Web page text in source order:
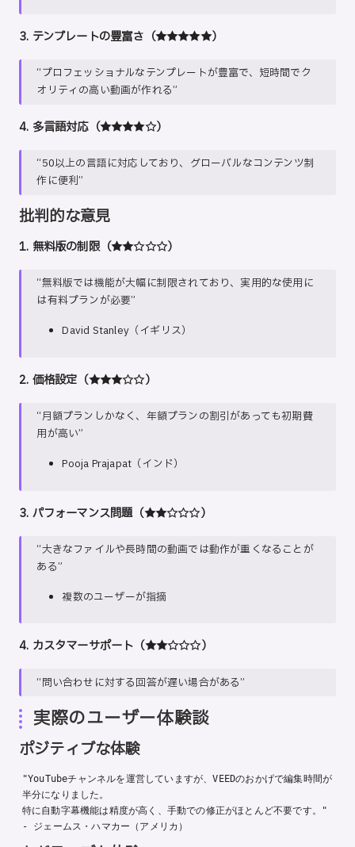
3. テンプレートの豊富さ（★★★★★）
“プロフェッショナルなテンプレートが豊富で、短時間でク
オリティの高い動画が作れる”
4. 多言語対応（★★★★☆）
“50以上の言語に対応しており、グローバルなコンテンツ制
作に便利”
批判的な意見
1. 無料版の制限（★★☆☆☆）
“無料版では機能が大幅に制限されており、実用的な使用に
は有料プランが必要”
David Stanley（イギリス）
2. 価格設定（★★★☆☆）
“月額プランしかなく、年額プランの割引があっても初期費
用が高い”
Pooja Prajapat（インド）
3. パフォーマンス問題（★★☆☆☆）
“大きなファイルや長時間の動画では動作が重くなることが
ある”
複数のユーザーが指摘
4. カスタマーサポート（★★☆☆☆）
“問い合わせに対する回答が遅い場合がある”
実際のユーザー体験談
ポジティブな体験
"YouTubeチャンネルを運営していますが、VEEDのおかげで編集時間が
半分になりました。
特に自動字幕機能は精度が高く、手動での修正がほとんど不要です。"